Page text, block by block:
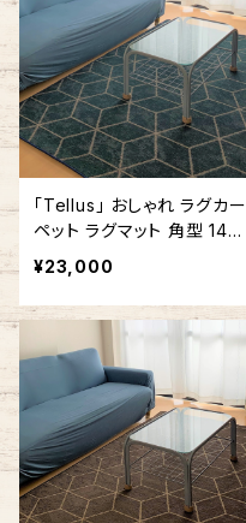
「Tellus」 おしゃれ ラグカー
ペット ラグマット 角型 140
cm x 180cm / 140cm x 2
00cm 幾何学 ブルー #150
¥23,000